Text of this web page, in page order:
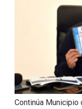
Continúa Municipio